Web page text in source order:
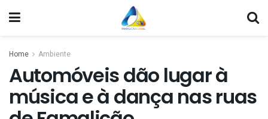
Home Ambiente
Automóveis dão lugar à
música e à dança nas ruas